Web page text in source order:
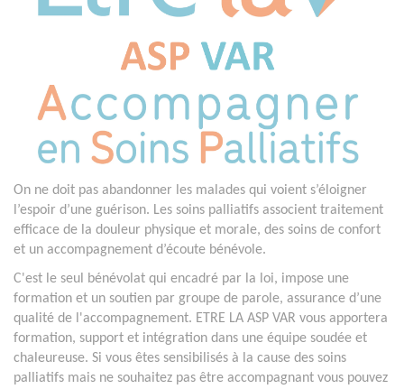
On ne doit pas abandonner les malades qui voient s’éloigner
l’espoir d’une guérison. Les soins palliatifs associent traitement
efficace de la douleur physique et morale, des soins de confort
et un accompagnement d’écoute bénévole.
C'est le seul bénévolat qui encadré par la loi, impose une
formation et un soutien par groupe de parole, assurance d’une
qualité de l'accompagnement. ETRE LA ASP VAR vous apportera
formation, support et intégration dans une équipe soudée et
chaleureuse. Si vous êtes sensibilisés à la cause des soins
palliatifs mais ne souhaitez pas être accompagnant vous pouvez